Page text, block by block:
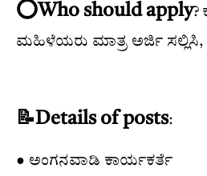
⭕️Who should apply?
ಮಹಿಳೆಯರು ಮಾತ್ರ ಅರ್ಜಿ ಸಲ್ಲಿಸಿ,
📝Details of posts:
● ಅಂಗನವಾಡಿ ಕಾರ್ಯಕರ್ತೆ